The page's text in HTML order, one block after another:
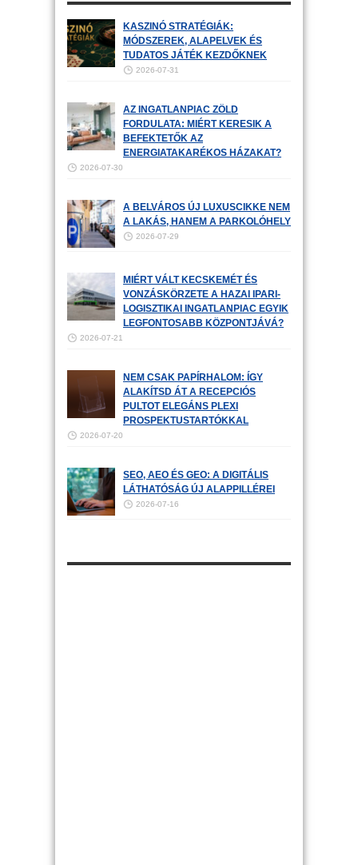
KASZINÓ STRATÉGIÁK:
MÓDSZEREK, ALAPELVEK ÉS
TUDATOS JÁTÉK KEZDŐKNEK
2026-07-31
AZ INGATLANPIAC ZÖLD
FORDULATA: MIÉRT KERESIK A
BEFEKTETŐK AZ
ENERGIATAKARÉKOS HÁZAKAT?
2026-07-30
A BELVÁROS ÚJ LUXUSCIKKE NEM
A LAKÁS, HANEM A PARKOLÓHELY
2026-07-29
MIÉRT VÁLT KECSKEMÉT ÉS
VONZÁSKÖRZETE A HAZAI IPARI-
LOGISZTIKAI INGATLANPIAC EGYIK
LEGFONTOSABB KÖZPONTJÁVÁ?
2026-07-21
NEM CSAK PAPÍRHALOM: ÍGY
ALAKÍTSD ÁT A RECEPCIÓS
PULTOT ELEGÁNS PLEXI
PROSPEKTUSTARTÓKKAL
2026-07-20
SEO, AEO ÉS GEO: A DIGITÁLIS
LÁTHATÓSÁG ÚJ ALAPPILLÉREI
2026-07-16